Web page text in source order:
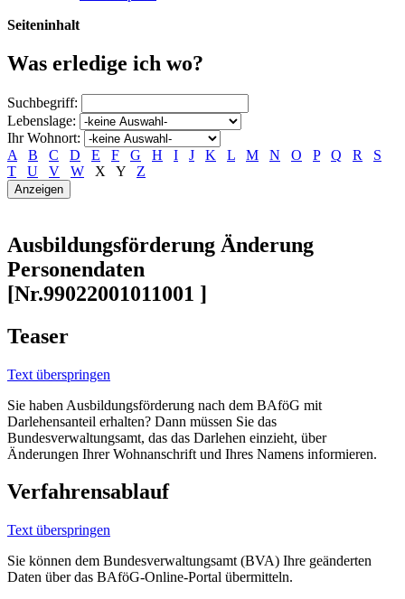
Seiteninhalt
Was erledige ich wo?
Suchbegriff:
Lebenslage:
Ihr Wohnort:
A
B C D E F G H I J K L M N O P Q R
S
T
U V W X Y Z
Ausbildungsförderung Änderung
Personendaten
[Nr.99022001011001 ]
Teaser
Text überspringen
Sie haben Ausbildungsförderung nach dem BAföG mit
Darlehensanteil erhalten? Dann müssen Sie das
Bundesverwaltungsamt, das das Darlehen einzieht, über
Änderungen Ihrer Wohnanschrift und Ihres Namens informieren.
Verfahrensablauf
Text überspringen
Sie können dem Bundesverwaltungsamt (BVA) Ihre geänderten
Daten über das BAföG-Online-Portal übermitteln.